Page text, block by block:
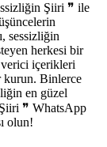
Şiiri ❞ ile
sessizliğin
herkesi bir
verici içerikleri
kurun. Binlerce
en güzel
Şiiri ❞ WhatsApp
olun!